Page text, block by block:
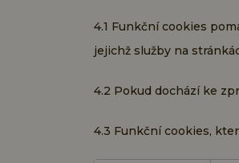
4.1 Funkční cookies
jejichž služby na
4.2 Pokud dochází ke
4.3 Funkční cookies,